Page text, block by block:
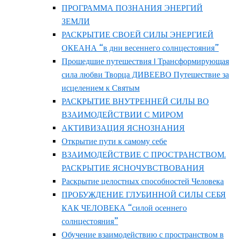
ПРОГРАММА ПОЗНАНИЯ ЭНЕРГИЙ
ЗЕМЛИ
РАСКРЫТИЕ СВОЕЙ СИЛЫ ЭНЕРГИЕЙ
ОКЕАНА “в дни весеннего солнцестояния”
Прошедшие путешествия | Трансформирующая
сила любви Творца ДИВЕЕВО Путешествие за
исцелением к Святым
РАСКРЫТИЕ ВНУТРЕННЕЙ СИЛЫ ВО
ВЗАИМОДЕЙСТВИИ С МИРОМ
АКТИВИЗАЦИЯ ЯСНОЗНАНИЯ
Открытие пути к самому себе
ВЗАИМОДЕЙСТВИЕ С ПРОСТРАНСТВОМ.
РАСКРЫТИЕ ЯСНОЧУВСТВОВАНИЯ
Раскрытие целостных способностей Человека
ПРОБУЖДЕНИЕ ГЛУБИННОЙ СИЛЫ СЕБЯ
КАК ЧЕЛОВЕКА “силой осеннего
солнцестояния”
Обучение взаимодействию с пространством в